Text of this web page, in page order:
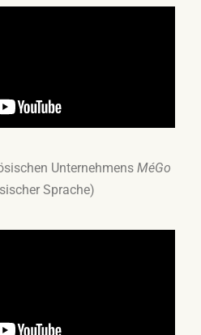
Unternehmens MéGo
Sprache)